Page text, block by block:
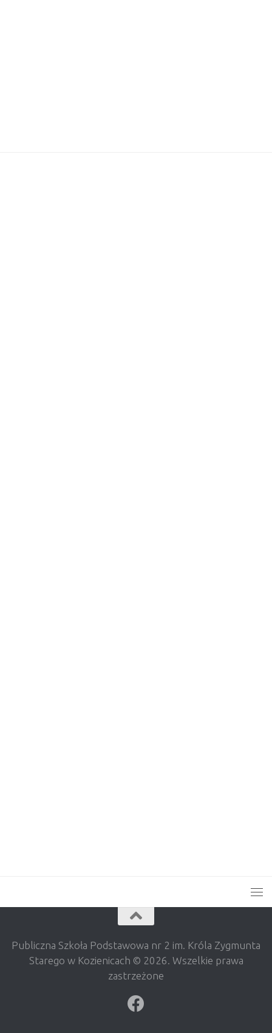
Publiczna Szkoła Podstawowa nr 2 im. Króla Zygmunta
Starego w Kozienicach © 2026. Wszelkie prawa
zastrzeżone